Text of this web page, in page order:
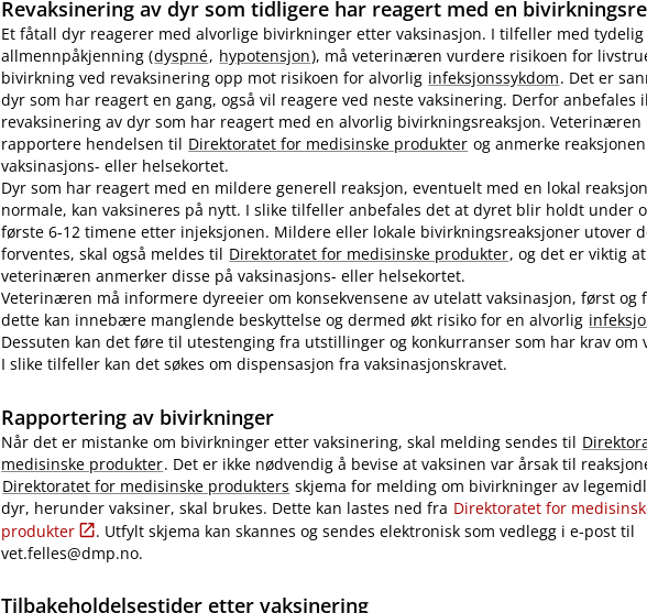
Revaksinering av dyr som tidligere har reagert med en
Et fåtall dyr reagerer med alvorlige bivirkninger etter vaksinasjon. I tilfeller med tydelig
allmennpåkjenning (dyspné, hypotensjon), må veterinæren vurdere risikoen for
bivirkning ved revaksinering opp mot risikoen for alvorlig infeksjonssykdom. Det er
dyr som har reagert en gang, også vil reagere ved neste vaksinering. Derfor anbefales
revaksinering av dyr som har reagert med en alvorlig bivirkningsreaksjon. Veterinæren
rapportere hendelsen til Direktoratet for medisinske produkter og anmerke
vaksinasjons- eller helsekortet.
Dyr som har reagert med en mildere generell reaksjon, eventuelt med en lokal
normale, kan vaksineres på nytt. I slike tilfeller anbefales det at dyret blir holdt under
første 6-12 timene etter injeksjonen. Mildere eller lokale bivirkningsreaksjoner utover
forventes, skal også meldes til Direktoratet for medisinske produkter, og det er viktig at
veterinæren anmerker disse på vaksinasjons- eller helsekortet.
Veterinæren må informere dyreeier om konsekvensene av utelatt vaksinasjon, først og
dette kan innebære manglende beskyttelse og dermed økt risiko for en alvorlig
Dessuten kan det føre til utestenging fra utstillinger og konkurranser som har krav om
I slike tilfeller kan det søkes om dispensasjon fra vaksinasjonskravet.
Rapportering av bivirkninger
Når det er mistanke om bivirkninger etter vaksinering, skal melding sendes til
medisinske produkter. Det er ikke nødvendig å bevise at vaksinen var årsak til
Direktoratet for medisinske produkters skjema for melding om bivirkninger av
dyr, herunder vaksiner, skal brukes. Dette kan lastes ned fra Direktoratet for
produkter
. Utfylt skjema kan skannes og sendes elektronisk som vedlegg i e-post til
vet.felles@dmp.no.
Tilbakeholdelsestider etter vaksinering